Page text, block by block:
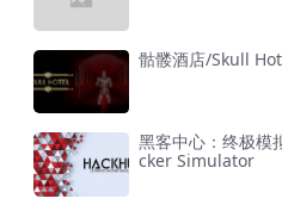
骷髅酒店/Skull
黑客中心：终极
cker Simulator